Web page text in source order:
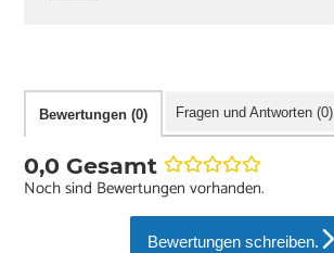
Bewertungen (0) Fragen und Antworten (0)
0,0 Gesamt
Noch sind Bewertungen vorhanden.
Bewertungen schreiben.